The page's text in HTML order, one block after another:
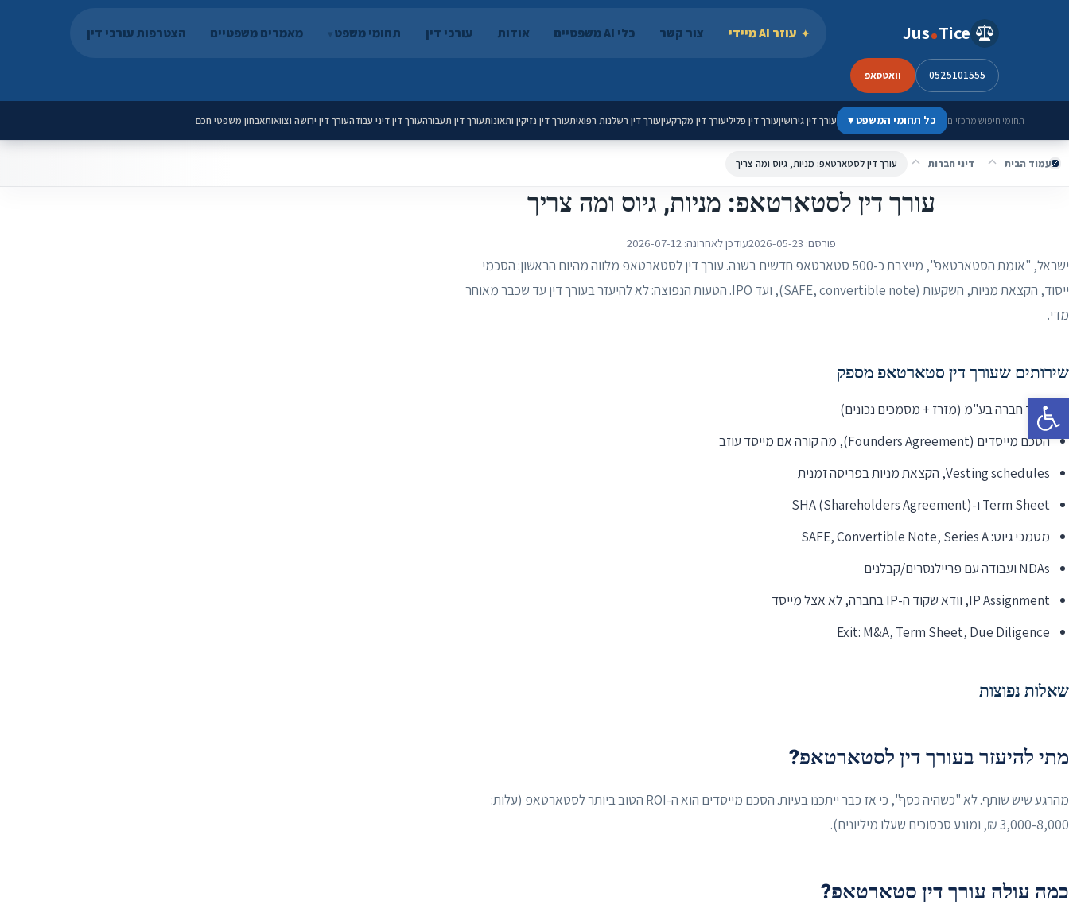
פתח סרגל נגישות
Jus Tice עוזר AI מיידי צור קשר כלי AI משפטיים אודות עורכי דין תחומי משפט מאמרים משפטיים הצטרפות עורכי דין
0525101555 וואטסאפ
תחומי חיפוש מרכזיים כל תחומי המשפט▾ עורך דין גירושיןעורך דין פליליעורך דין מקרקעיןעורך דין רשלנות רפואיתעורך דין נזיקין ותאונותעורך דין תעבורהעורך דין דיני עבודהעורך דין ירושה וצוואותאבחון משפטי חכם
עמוד הבית דיני חברות עורך דין לסטארטאפ: מניות, גיוס ומה צריך
עורך דין לסטארטאפ: מניות, גיוס ומה צריך
פורסם: 2026-05-23עודכן לאחרונה:2026-07-12
ישראל, "אומת הסטארטאפ", מייצרת כ-500 סטארטאפ חדשים בשנה. עורך דין לסטארטאפ מלווה מהיום הראשון: הסכמי
ייסוד, הקצאת מניות, השקעות (SAFE, convertible note), ועד IPO. הטעות הנפוצה: לא להיעזר בעורך דין עד שכבר מאוחר
מדי.
שירותים שעורך דין סטארטאפ מספק
ייסוד חברה בע"מ (מזרז + מסמכים נכונים)
הסכם מייסדים (Founders Agreement), מה קורה אם מייסד עוזב
Vesting schedules, הקצאת מניות בפריסה זמנית
Term Sheet ו-SHA (Shareholders Agreement)
מסמכי גיוס: SAFE, Convertible Note, Series A
NDAs ועבודה עם פריילנסרים/קבלנים
IP Assignment, וודא שקוד ה-IP בחברה, לא אצל מייסד
Exit: M&A, Term Sheet, Due Diligence
שאלות נפוצות
מתי להיעזר בעורך דין לסטארטאפ?
מהרגע שיש שותף. לא "כשהיה כסף", כי אז כבר ייתכנו בעיות. הסכם מייסדים הוא ה-ROI הטוב ביותר לסטארטאפ (עלות:
3,000-8,000 ₪, ומונע סכסוכים שעלו מיליונים).
כמה עולה עורך דין סטארטאפ?